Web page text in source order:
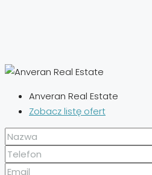
Anveran Real Estate
Zobacz listę ofert